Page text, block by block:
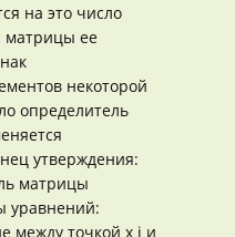
на это число
матрицы ее
некоторой
определитель
утверждения:
матрицы
уравнений:
между точкой x i и